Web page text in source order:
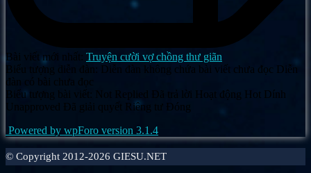
Bài viết mới nhất: Truyện cười vợ chồng thư giãn
Biểu tượng diễn đàn: Diễn đàn không chứa bài viết chưa đọc Diễn
đàn có bài chưa đọc
Biểu tượng bài viết:
Not Replied Đã trả lời Hoạt động Hot Dính
Unapproved Đã giải quyết Riêng tư Đóng
Powered by wpForo version 3.1.4
© Copyright 2012-2026 GIESU.NET